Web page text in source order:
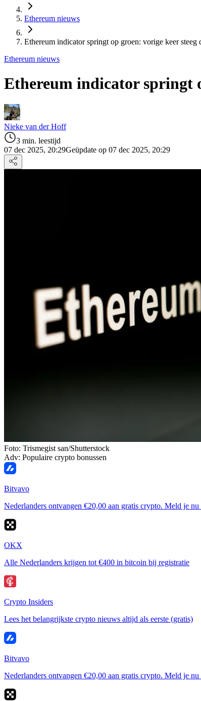
Ethereum nieuws
Ethereum indicator springt op groen: vorige keer steeg
Ethereum nieuws
Ethereum indicator springt
Nieke van der Hoff
3 min. leestijd
07 dec 2025, 20:29Geüpdate op 07 dec 2025, 20:29
Foto: Trismegist san/Shutterstock
Adv: Populaire crypto bonussen
Bitvavo
Nederlanders ontvangen €20,00 aan gratis crypto. Meld je nu
OKX
Alle Nederlanders krijgen tot €400 in bitcoin bij registratie
Crypto Insiders
Lees het belangrijkste crypto nieuws altijd als eerste (gratis)
Bitvavo
Nederlanders ontvangen €20,00 aan gratis crypto. Meld je nu